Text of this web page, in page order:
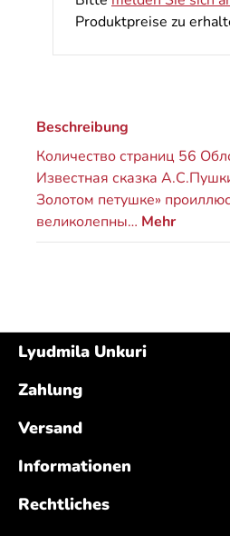
Produktpreise zu
Beschreibung
Количество страниц 56
Известная сказка
Золотом петушке»
великолепны… Mehr
Lyudmila Unkuri
Zahlung
Versand
Informationen
Rechtliches